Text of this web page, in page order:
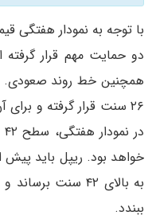
با توجه به نمودار هفتگی
۲۶ سنت قرار گرفته و
ببندد.